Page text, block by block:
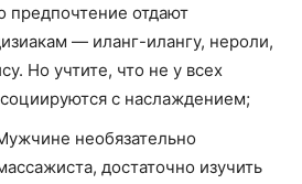
предпочтение отдают
— иланг-илангу, нероли,
Но учтите, что не у всех
с наслаждением;
необязательно
достаточно изучить